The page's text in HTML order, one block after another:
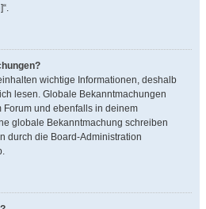
wichtige Informationen, deshalb
lesen. Globale Bekanntmachungen
und ebenfalls in deinem
globale Bekanntmachung schreiben
durch die Board-Administration